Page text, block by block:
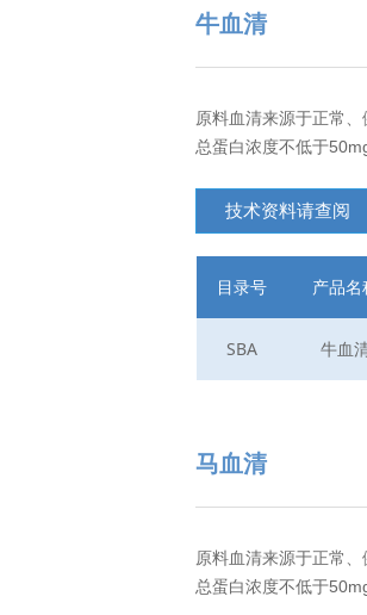
牛血清
原料血清来源于正常
总蛋白浓度不低于
技术资料请查阅
目录号 产品名
SBA 牛血
马血清
原料血清来源于正常
总蛋白浓度不低于